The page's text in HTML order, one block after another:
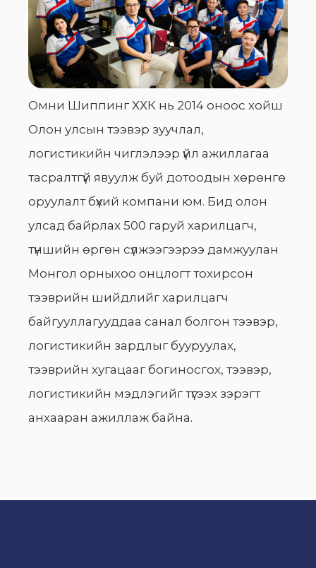
Омни Шиппинг ХХК нь 2014 оноос хойш
Олон улсын тээвэр зуучлал,
логистикийн чиглэлээр үйл ажиллагаа
тасралтгүй явуулж буй дотоодын хөрөнгө
оруулалт бүхий компани юм. Бид олон
улсад байрлах 500 гаруй харилцагч,
түншийн өргөн сүлжээгээрээ дамжуулан
Монгол орныхоо онцлогт тохирсон
тээврийн шийдлийг харилцагч
байгууллагууддаа санал болгон тээвэр,
логистикийн зардлыг бууруулах,
тээврийн хугацааг богиносгох, тээвэр,
логистикийн мэдлэгийг түгээх зэрэгт
анхааран ажиллаж байна.